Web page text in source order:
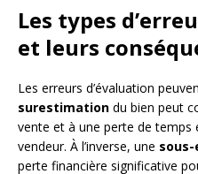
Les types
et leurs
Les erreurs d’évaluation
surestimation du bien peut
vente et à une perte de temps
vendeur. À l’inverse, une
perte financière significative